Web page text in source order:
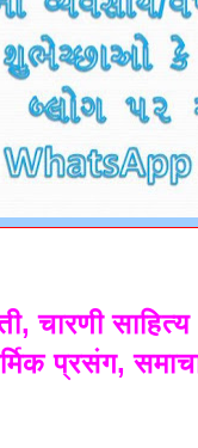
चारणी
प्रसंग,